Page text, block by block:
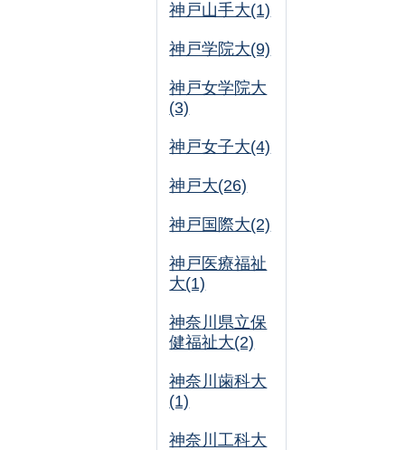
神戸山手大(1)
神戸学院大(9)
神戸女学院大
(3)
神戸女子大(4)
神戸大(26)
神戸国際大(2)
神戸医療福祉
大(1)
神奈川県立保
健福祉大(2)
神奈川歯科大
(1)
神奈川工科大